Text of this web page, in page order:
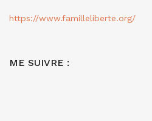
https://www.familleliberte.org/
ME SUIVRE :